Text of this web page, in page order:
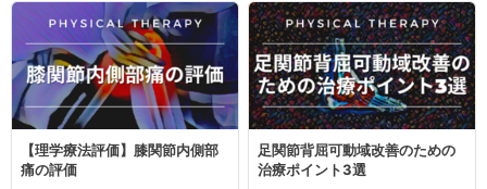
【理学療法評価】膝関節内側部
痛の評価
足関節背屈可動域改善のための
治療ポイント3選